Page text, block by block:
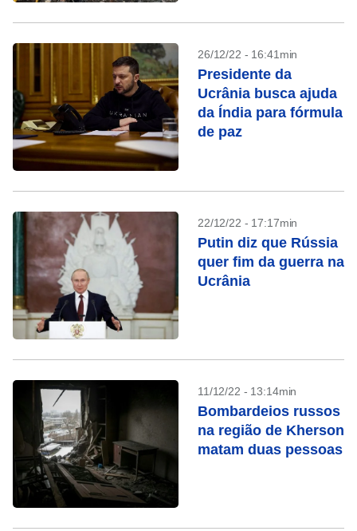
26/12/22 - 16:41min
Presidente da
Ucrânia busca ajuda
da Índia para fórmula
de paz
22/12/22 - 17:17min
Putin diz que Rússia
quer fim da guerra na
Ucrânia
11/12/22 - 13:14min
Bombardeios russos
na região de Kherson
matam duas pessoas